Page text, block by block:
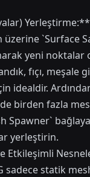
`Surface
yeni noktalar
fıçı, meşale
idealdir.
birden fazla
Spawner`
yerleştirin.
Etkileşimli
sadece statik